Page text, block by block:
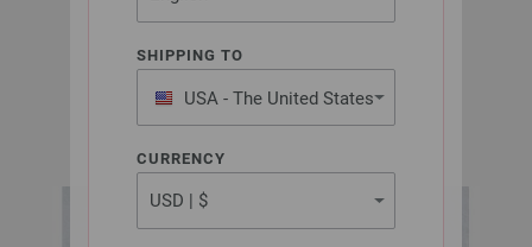
SHIPPING TO
USA - The United States
of America
CURRENCY
(NO)